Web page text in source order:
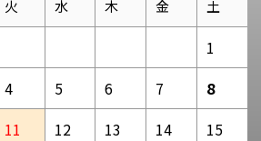
火 水 木 金 土
1
4 5 6 7
8
11 12 13 14
15